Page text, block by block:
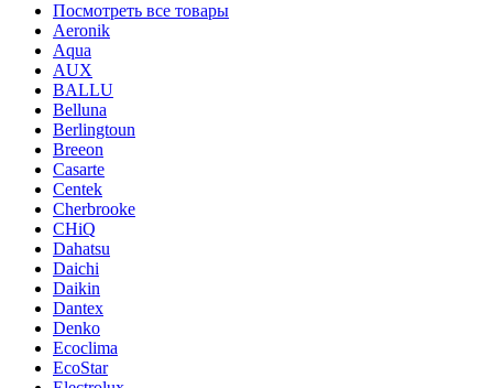
Посмотреть все товары
Aeronik
Aqua
AUX
BALLU
Belluna
Berlingtoun
Breeon
Casarte
Centek
Cherbrooke
CHiQ
Dahatsu
Daichi
Daikin
Dantex
Denko
Ecoclima
EcoStar